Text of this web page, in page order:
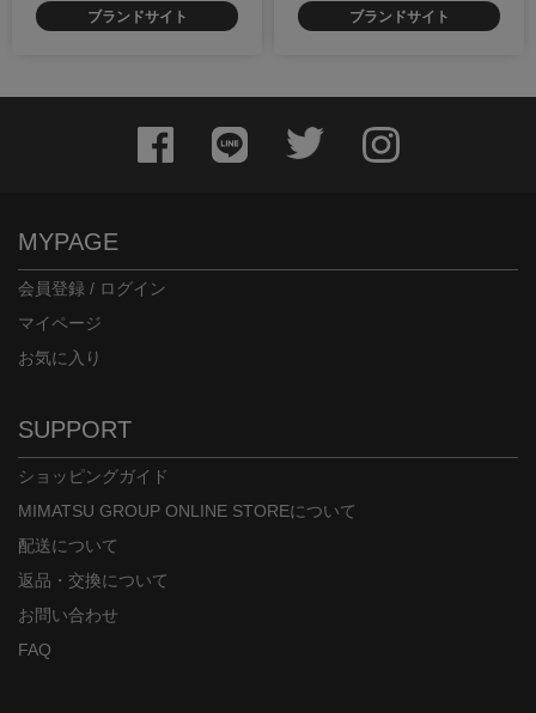
ブランドサイト ブランドサイト
MYPAGE
会員登録 / ログイン
マイページ
お気に入り
SUPPORT
ショッピングガイド
MIMATSU GROUP ONLINE STOREについて
配送について
返品・交換について
お問い合わせ
FAQ